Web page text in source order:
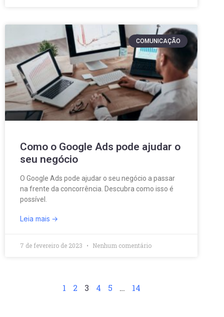
COMUNICAÇÃO
Como o Google Ads pode ajudar o
seu negócio
O Google Ads pode ajudar o seu negócio a passar
na frente da concorrência. Descubra como isso é
possível.
Leia mais
7 de fevereiro de 2023 Nenhum comentário
1 2 3 4 5 … 14